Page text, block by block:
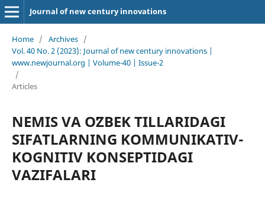
Journal of new century innovations
Home / Archives /
Vol. 40 No. 2 (2023): Journal of new century innovations |
www.newjournal.org | Volume-40 | Issue-2
/
Articles
NEMIS VA OʻZBEK TILLARIDAGI
SIFATLARNING KOMMUNIKATIV-
KOGNITIV KONSEPTIDAGI
VAZIFALARI